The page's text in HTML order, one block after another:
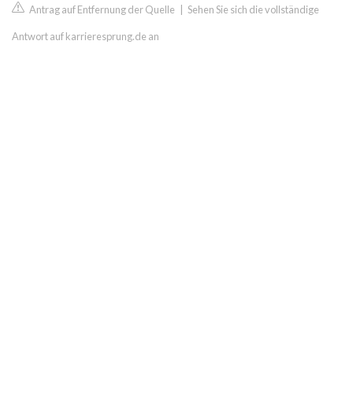
Antrag auf Entfernung der Quelle Sehen Sie sich die vollständige
Antwort auf karrieresprung.de an